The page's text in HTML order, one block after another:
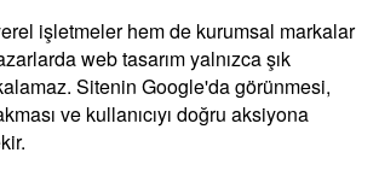
işletmeler hem de kurumsal markalar
web tasarım yalnızca şık
Sitenin Google'da görünmesi,
ve kullanıcıyı doğru aksiyona